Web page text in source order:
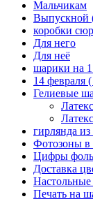
Мальчикам
Выпускной
коробки
Для него
Для неё
шарики на
14 февраля
Гелиевые
гирлянда
Фотозоны в
Цифры
Доставка
Печать на